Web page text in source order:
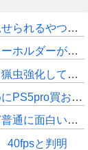
やつ一番すき
円で売ってて草
よし、戦うぞ」←これ
価格ばかりじゃねーか
面白いじゃん
40fpsと判明